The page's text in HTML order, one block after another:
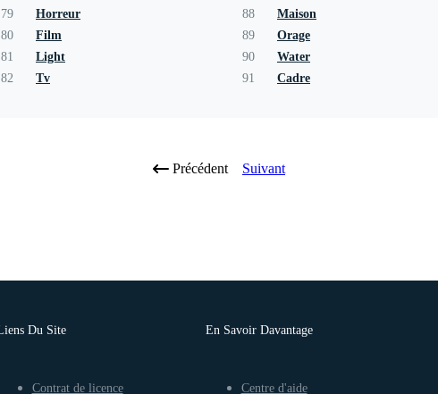
79
Horreur
80
Film
81
Light
82
Tv
88
Maison
89
Orage
90
Water
91
Cadre
Précédent Suivant
Du Site
Contrat de licence
En Savoir Davantage
Centre d'aide